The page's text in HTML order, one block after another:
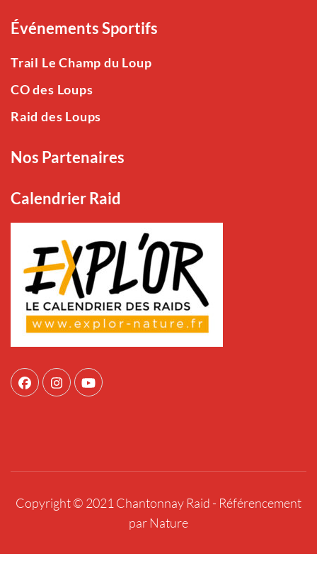
Événements Sportifs
Trail Le Champ du Loup
CO des Loups
Raid des Loups
Nos Partenaires
Calendrier Raid
Copyright © 2021 Chantonnay Raid - Référencement
par Nature